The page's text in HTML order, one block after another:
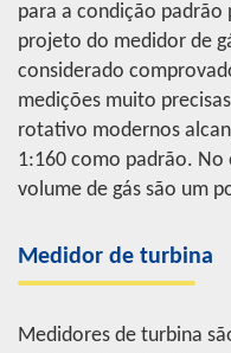
para a condição padrão
projeto do medidor de
considerado
medições muito
rotativo modernos
1:160 como padrão. No
volume de gás são um
Medidor de turbina
Medidores de turbina